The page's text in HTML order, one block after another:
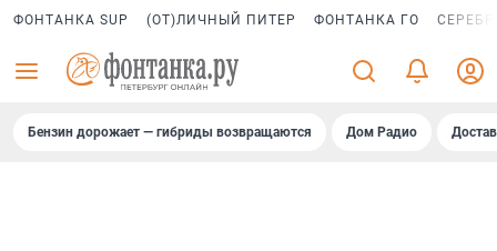
ФОНТАНКА SUP (ОТ)ЛИЧНЫЙ ПИТЕР ФОНТАНКА ГО
Бензин дорожает — гибриды возвращаются Дом Радио